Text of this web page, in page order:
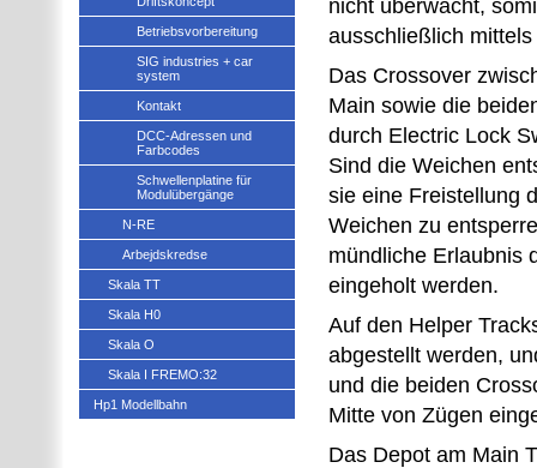
nicht überwacht,
ausschließlich
Das Crossover
Main sowie die
durch Electric Lock
Sind die Weichen
sie eine Freistellung
Weichen zu
mündliche Erlaubnis
eingeholt werden.
Auf den Helper
abgestellt werden,
und die beiden
Mitte von Zügen
Das Depot am Main
Betriebsvorbereitung
SIG industries + car
system
Kontakt
DCC-Adressen und
Farbcodes
Schwellenplatine für
Modulübergänge
N-RE
Arbejdskredse
Skala TT
Skala H0
Skala O
Skala I FREMO:32
Hp1 Modellbahn